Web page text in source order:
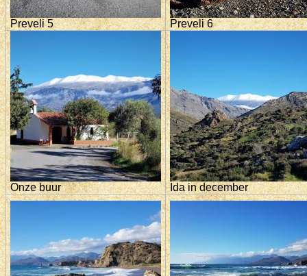
Preveli 5 Preveli 6
Onze buur Ida in december